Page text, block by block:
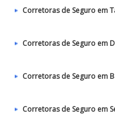
Corretoras de Seguro em
Corretoras de Seguro em
Corretoras de Seguro em
Corretoras de Seguro em